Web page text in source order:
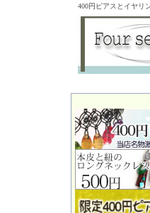
400円ピアスとイヤリ